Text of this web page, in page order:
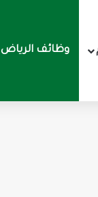
وظائف الرياض